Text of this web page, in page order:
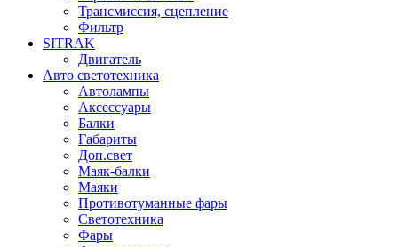
Трансмиссия, сцепление
Фильтр
SITRAK
Двигатель
Авто светотехника
Автолампы
Аксессуары
Балки
Габариты
Доп.свет
Маяк-балки
Маяки
Противотуманные фары
Светотехника
Фары